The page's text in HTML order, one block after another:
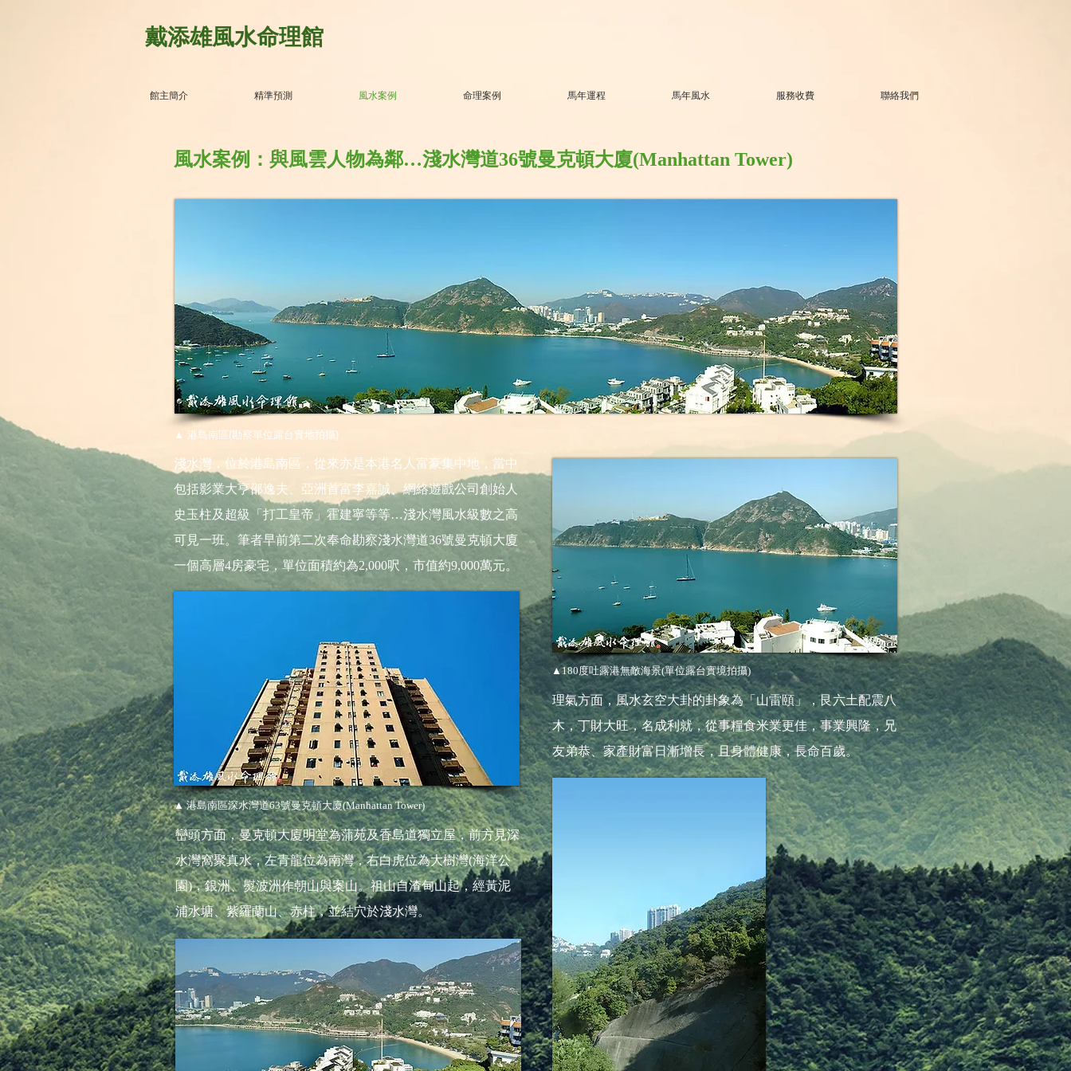
戴添雄風水命理館
館主簡介 精準預測 風水案例 命理案例 馬年運程 馬年風水 服務收費 聯絡我們
▲ 港島南區(勘察單位露台實地拍攝)
淺水灣，位於港島南區，從來亦是本港名人富豪集中地，當中
包括影業大亨邵逸夫、亞洲首富李嘉誠、網絡遊戲公司創始人
史玉柱及超級「打工皇帝」霍建寧等等…淺水灣風水級數之高
可見一班。筆者早前第二次奉命勘察淺水灣道36號曼克頓大廈
一個高層4房豪宅，單位面積約為2,000呎，市值約9,000萬元。
▲ 港島南區深水灣道63號曼克頓大廈(Manhattan Tower)
巒頭方面，曼克頓大廈明堂為蒲苑及香島道獨立屋，前方見深
水灣窩聚真水，左青龍位為南灣，右白虎位為大樹灣(海洋公
園)，銀洲、熨波洲作朝山與案山。祖山自渣甸山起，經黃泥
浦水塘、紫羅蘭山、赤柱，並結穴於淺水灣。
▲180度吐露港無敵海景(單位露台實境拍攝)
理氣方面，風水玄空大卦的卦象為「山雷頤」，艮六土配震八
木，丁財大旺，名成利就，從事糧食米業更佳，事業興隆，兄
友弟恭、家產財富日漸增長，且身體健康，長命百歲。
風水案例：與風雲人物為鄰…淺水灣道36號曼克頓大廈(Manhattan Tower)